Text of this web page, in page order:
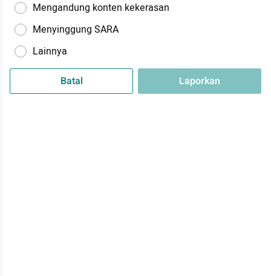
Mengandung konten kekerasan
Menyinggung SARA
Lainnya
Batal Laporkan